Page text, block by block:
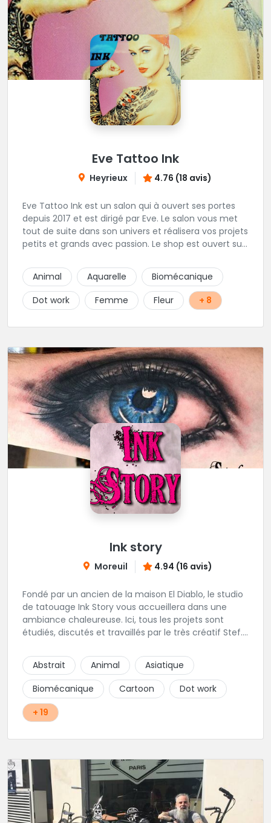
Eve Tattoo Ink
Heyrieux 4.76 (18 avis)
Eve Tattoo Ink est un salon qui à ouvert ses portes
depuis 2017 et est dirigé par Eve. Le salon vous met
tout de suite dans son univers et réalisera vos projets
petits et grands avec passion. Le shop est ouvert sur
Joignable par SMS pour toutes demande de RDV
Animal Aquarelle
Biomécanique
Dot work
Femme Fleur + 8
Ink story
Moreuil 4.94 (16 avis)
Fondé par un ancien de la maison El Diablo, le studio
de tatouage Ink Story vous accueillera dans une
ambiance chaleureuse. Ici, tous les projets sont
étudiés, discutés et travaillés par le très créatif Stef.
Abstrait
Animal
Asiatique
Biomécanique
Cartoon
Dot work
+ 19